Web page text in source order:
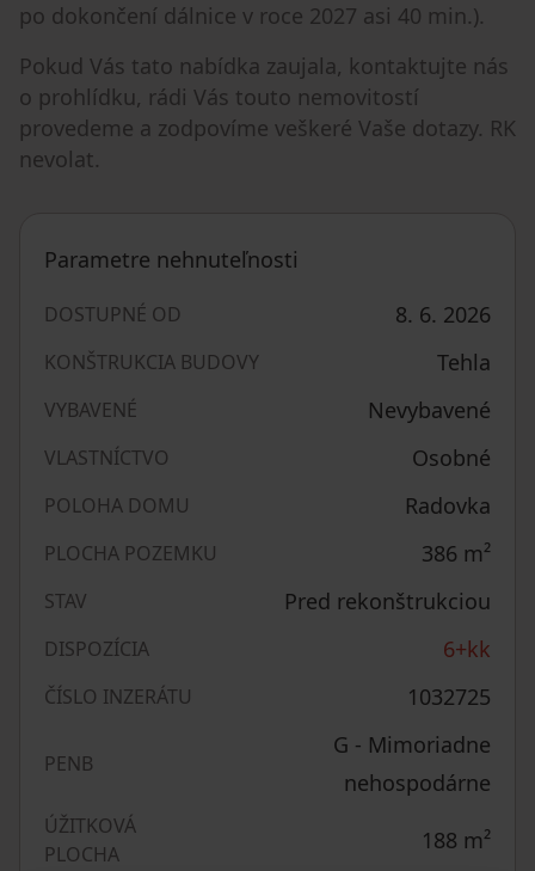
po dokončení dálnice v roce 2027 asi 40 min.).
Pokud Vás tato nabídka zaujala, kontaktujte nás
o prohlídku, rádi Vás touto nemovitostí
provedeme a zodpovíme veškeré Vaše dotazy. RK
nevolat.
Parametre nehnuteľnosti
DOSTUPNÉ OD 8. 6. 2026
KONŠTRUKCIA BUDOVY Tehla
VYBAVENÉ Nevybavené
VLASTNÍCTVO Osobné
POLOHA DOMU Radovka
PLOCHA POZEMKU 386 m²
STAV Pred rekonštrukciou
DISPOZÍCIA 6+kk
ČÍSLO INZERÁTU 1032725
PENB
G - Mimoriadne
nehospodárne
ÚŽITKOVÁ
PLOCHA
188 m²